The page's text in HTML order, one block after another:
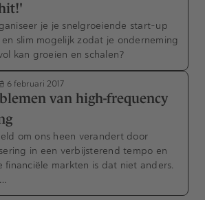
je je snelgroeiende start-up
en slim mogelijk zodat je onderneming
kan groeien en schalen?
6 februari 2017
van high-frequency
om ons heen verandert door
in een verbijsterend tempo en
financiële markten is dat niet anders.